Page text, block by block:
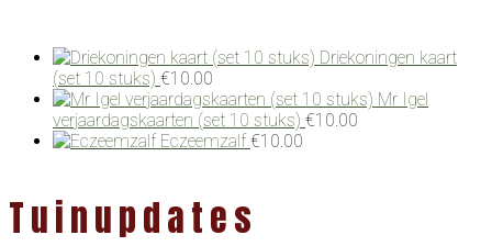
Driekoningen kaart
(set 10 stuks) €10.00
Mr Igel
verjaardagskaarten (set 10 stuks) €10.00
Eczeemzalf €10.00
Tuinupdates